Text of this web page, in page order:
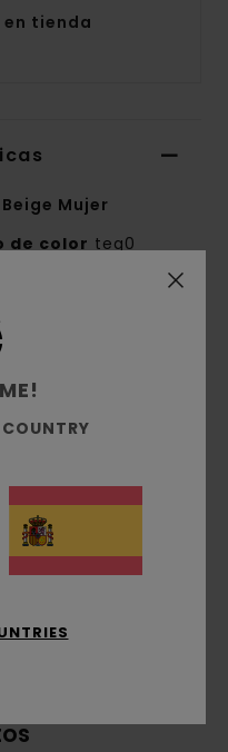
tienda
Mujer
de color teg0
orgánico y 5%
95% Algodón